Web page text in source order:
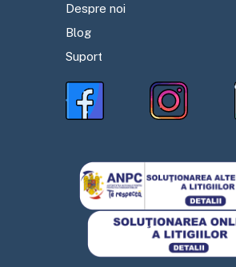
Despre noi
Blog
Suport